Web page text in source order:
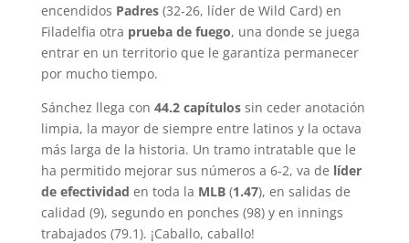
encendidos Padres(32-26, líder de Wild Card) en
Filadelfia otra prueba de fuego, una donde se juega
entrar en un territorio que le garantiza permanecer
por mucho tiempo.
Sánchez llega con 44.2 capítulossin ceder anotación
limpia, la mayor de siempre entre latinos y la octava
más larga de la historia. Un tramo intratable que le
ha permitido mejorar sus números a 6-2, va de líder
de efectividad en toda la MLB(1.47), en salidas de
calidad (9), segundo en ponches (98) y en innings
trabajados (79.1). ¡Caballo, caballo!